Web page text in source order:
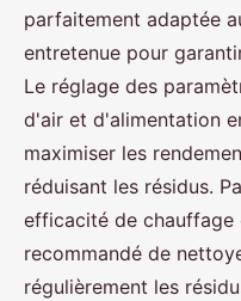
parfaitement adaptée
entretenue pour
Le réglage des
d'air et d'alimentation
maximiser les
réduisant les résidus.
efficacité de chauffage
recommandé de
régulièrement les